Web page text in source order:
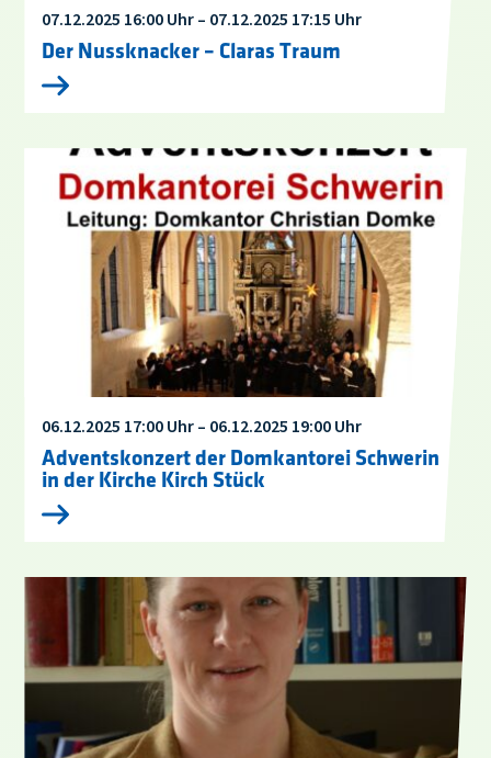
07.12.2025 16:00 Uhr – 07.12.2025 17:15 Uhr
Der Nussknacker – Claras Traum
06.12.2025 17:00 Uhr – 06.12.2025 19:00 Uhr
Adventskonzert der Domkantorei Schwerin
in der Kirche Kirch Stück